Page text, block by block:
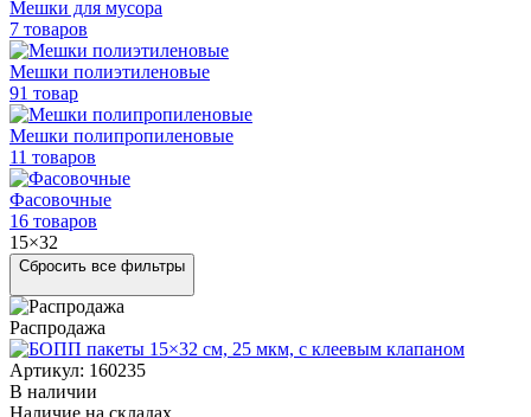
Мешки для мусора
7 товаров
Мешки полиэтиленовые
91 товар
Мешки полипропиленовые
11 товаров
Фасовочные
16 товаров
15×32
Сбросить все фильтры
Распродажа
Артикул: 160235
В наличии
Наличие на складах